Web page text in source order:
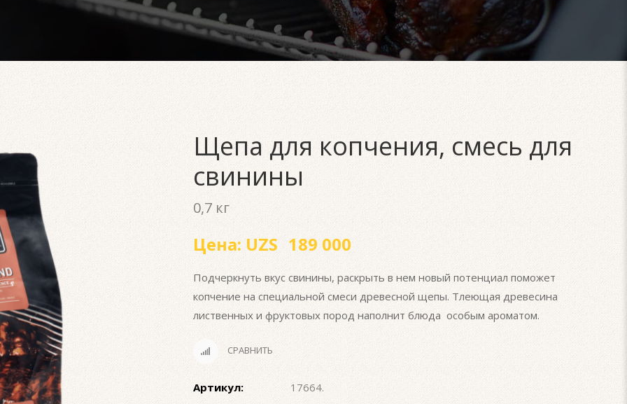
Щепа для копчения, смесь для
свинины
0,7 кг
Цена: UZS 189 000
Подчеркнуть вкус свинины, раскрыть в нем новый потенциал поможет
копчение на специальной смеси древесной щепы. Тлеющая древесина
лиственных и фруктовых пород наполнит блюда особым ароматом.
СРАВНИТЬ
Артикул: 17664.